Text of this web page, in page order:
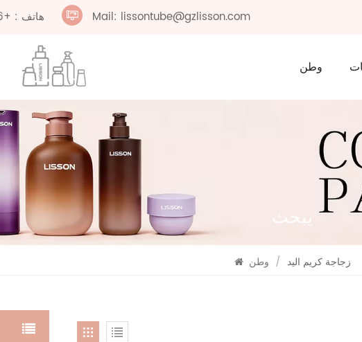
هاتف : +0086 15099958531 Mail: lissontube@gzlisson.com
وطن
يبحث
/ زجاجة كريم اليد